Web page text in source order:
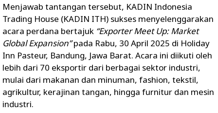
Menjawab tantangan tersebut, KADIN Indonesia
Trading House (KADIN ITH) sukses menyelenggarakan
acara perdana bertajuk “Exporter Meet Up: Market
Global Expansion”pada Rabu, 30 April 2025 di Holiday
Inn Pasteur, Bandung, Jawa Barat. Acara ini diikuti oleh
lebih dari 70 eksportir dari berbagai sektor industri,
mulai dari makanan dan minuman, fashion, tekstil,
agrikultur, kerajinan tangan, hingga furnitur dan mesin
industri.